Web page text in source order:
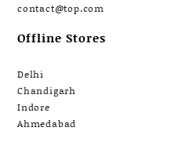
contact@top.com
Offline Stores
Delhi
Chandigarh
Indore
Ahmedabad